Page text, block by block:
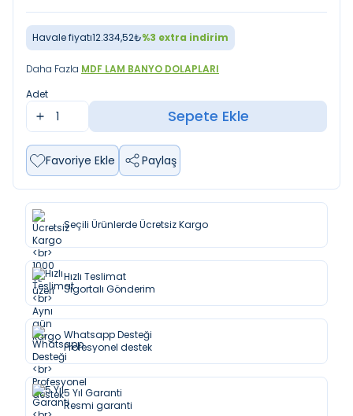
Havale fiyatı12.334,52₺%3 extra indirim
Daha Fazla MDF LAM BANYO DOLAPLARI
Adet
Sepete Ekle
Favoriye Ekle Paylaş
Seçili Ürünlerde Ücretsiz Kargo
Hızlı Teslimat
Sigortalı Gönderim
Whatsapp Desteği
Profesyonel destek
5 Yıl Garanti
Resmi garanti